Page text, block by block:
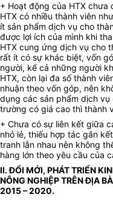
+ Hoạt động của HTX
HTX có nhiều thành viên
ít sản phẩm dịch vụ cho
được lợi ích của mình khi
HTX cung ứng dịch vụ cho
rất ít có sự khác biệt, vốn
người, kể cả những người
HTX, còn lại đa số thành
nhuận theo vốn góp, nên
dụng các sản phẩm dịch
trường có giá cao thì thành
+ Chưa có sự liên kết giữa
nhỏ lẻ, thiếu hợp tác gắn
tranh lẫn nhau nên không
hàng lớn theo yêu cầu của
II. ĐỔI MỚI, PHÁT TRIỂN
NÔNG NGHIỆP TRÊN ĐỊA
2015 – 2020.